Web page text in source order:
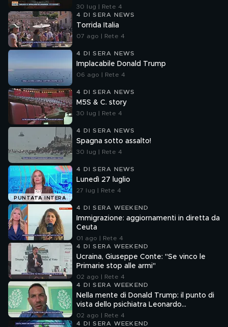
30 lug | Rete 4
4 DI SERA NEWS
Torrida Italia
07 ago | Rete 4
4 DI SERA NEWS
Implacabile Donald Trump
06 ago | Rete 4
4 DI SERA NEWS
M5S & C. story
30 lug | Rete 4
4 DI SERA NEWS
Spagna sotto assalto!
30 lug | Rete 4
PUNTATA INTERA
4 DI SERA NEWS
Lunedì 27 luglio
27 lug | Rete 4
4 DI SERA WEEKEND
Immigrazione: aggiornamenti in diretta da
Ceuta
01 ago | Rete 4
4 DI SERA WEEKEND
Ucraina, Giuseppe Conte: "Se vinco le
Primarie stop alle armi"
02 ago | Rete 4
4 DI SERA WEEKEND
Nella mente di Donald Trump: il punto di
vista dello psichiatra Leonardo
Mendolicchio
02 ago | Rete 4
4 DI SERA WEEKEND